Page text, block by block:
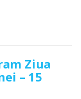
Ziua
– 15